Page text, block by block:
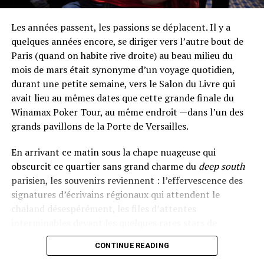
Les années passent, les passions se déplacent. Il y a
quelques années encore, se diriger vers l’autre bout de
Paris (quand on habite rive droite) au beau milieu du
mois de mars était synonyme d’un voyage quotidien,
durant une petite semaine, vers le Salon du Livre qui
avait lieu au mêmes dates que cette grande finale du
Winamax Poker Tour, au même endroit —dans l’un des
grands pavillons de la Porte de Versailles.
En arrivant ce matin sous la chape nuageuse qui
obscurcit ce quartier sans grand charme du deep south
parisien, les souvenirs reviennent : l’effervescence des
signatures d’écrivains régionaux qui attendent le
chaland désespérément, les files d’attentes
l’édition, les stands thématiques qui rappellent plus le
salon de l’agriculture que la décadence germano-
CONTINUE READING